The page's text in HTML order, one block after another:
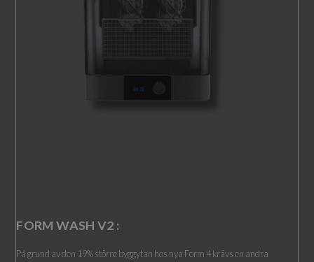
FORM WASH V2 :
På grund av den 19% större byggytan hos nya Form 4 krävs en andra